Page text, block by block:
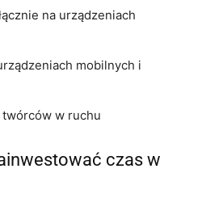
na urządzeniach
mobilnych i
w ruchu
czas w